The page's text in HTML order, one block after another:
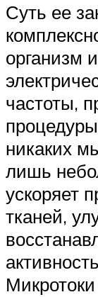
Суть ее
организм
частоты,
никаких
лишь
ускоряет
тканей,